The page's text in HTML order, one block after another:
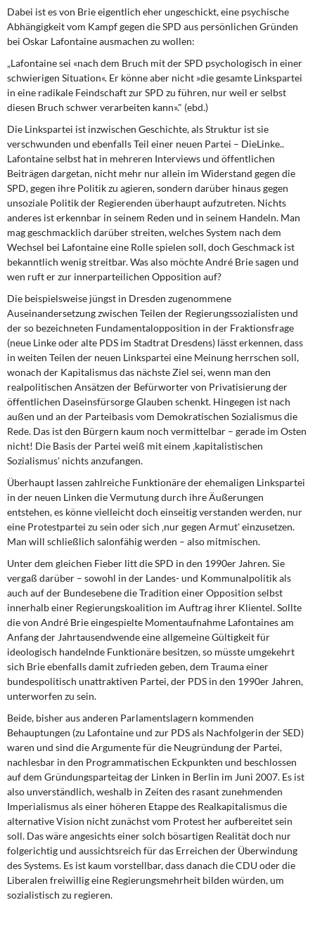
Dabei ist es von Brie eigentlich eher ungeschickt, eine psychische
Abhängigkeit vom Kampf gegen die SPD aus persönlichen Gründen
bei Oskar Lafontaine ausmachen zu wollen:
„Lafontaine sei «nach dem Bruch mit der SPD psychologisch in einer
schwierigen Situation«. Er könne aber nicht »die gesamte Linkspartei
in eine radikale Feindschaft zur SPD zu führen, nur weil er selbst
diesen Bruch schwer verarbeiten kann»." (ebd.)
Die Linkspartei ist inzwischen Geschichte, als Struktur ist sie
verschwunden und ebenfalls Teil einer neuen Partei – DieLinke..
Lafontaine selbst hat in mehreren Interviews und öffentlichen
Beiträgen dargetan, nicht mehr nur allein im Widerstand gegen die
SPD, gegen ihre Politik zu agieren, sondern darüber hinaus gegen
unsoziale Politik der Regierenden überhaupt aufzutreten. Nichts
anderes ist erkennbar in seinem Reden und in seinem Handeln. Man
mag geschmacklich darüber streiten, welches System nach dem
Wechsel bei Lafontaine eine Rolle spielen soll, doch Geschmack ist
bekanntlich wenig streitbar. Was also möchte André Brie sagen und
wen ruft er zur innerparteilichen Opposition auf?
Die beispielsweise jüngst in Dresden zugenommene
Auseinandersetzung zwischen Teilen der Regierungssozialisten und
der so bezeichneten Fundamentalopposition in der Fraktionsfrage
(neue Linke oder alte PDS im Stadtrat Dresdens) lässt erkennen, dass
in weiten Teilen der neuen Linkspartei eine Meinung herrschen soll,
wonach der Kapitalismus das nächste Ziel sei, wenn man den
realpolitischen Ansätzen der Befürworter von Privatisierung der
öffentlichen Daseinsfürsorge Glauben schenkt. Hingegen ist nach
außen und an der Parteibasis vom Demokratischen Sozialismus die
Rede. Das ist den Bürgern kaum noch vermittelbar – gerade im Osten
nicht! Die Basis der Partei weiß mit einem ‚kapitalistischen
Sozialismus' nichts anzufangen.
Überhaupt lassen zahlreiche Funktionäre der ehemaligen Linkspartei
in der neuen Linken die Vermutung durch ihre Äußerungen
entstehen, es könne vielleicht doch einseitig verstanden werden, nur
eine Protestpartei zu sein oder sich ‚nur gegen Armut' einzusetzen.
Man will schließlich salonfähig werden – also mitmischen.
Unter dem gleichen Fieber litt die SPD in den 1990er Jahren. Sie
vergaß darüber – sowohl in der Landes- und Kommunalpolitik als
auch auf der Bundesebene die Tradition einer Opposition selbst
innerhalb einer Regierungskoalition im Auftrag ihrer Klientel. Sollte
die von André Brie eingespielte Momentaufnahme Lafontaines am
Anfang der Jahrtausendwende eine allgemeine Gültigkeit für
ideologisch handelnde Funktionäre besitzen, so müsste umgekehrt
sich Brie ebenfalls damit zufrieden geben, dem Trauma einer
bundespolitisch unattraktiven Partei, der PDS in den 1990er Jahren,
unterworfen zu sein.
Beide, bisher aus anderen Parlamentslagern kommenden
Behauptungen (zu Lafontaine und zur PDS als Nachfolgerin der SED)
waren und sind die Argumente für die Neugründung der Partei,
nachlesbar in den Programmatischen Eckpunkten und beschlossen
auf dem Gründungsparteitag der Linken in Berlin im Juni 2007. Es ist
also unverständlich, weshalb in Zeiten des rasant zunehmenden
Imperialismus als einer höheren Etappe des Realkapitalismus die
alternative Vision nicht zunächst vom Protest her aufbereitet sein
soll. Das wäre angesichts einer solch bösartigen Realität doch nur
folgerichtig und aussichtsreich für das Erreichen der Überwindung
des Systems. Es ist kaum vorstellbar, dass danach die CDU oder die
Liberalen freiwillig eine Regierungsmehrheit bilden würden, um
sozialistisch zu regieren.